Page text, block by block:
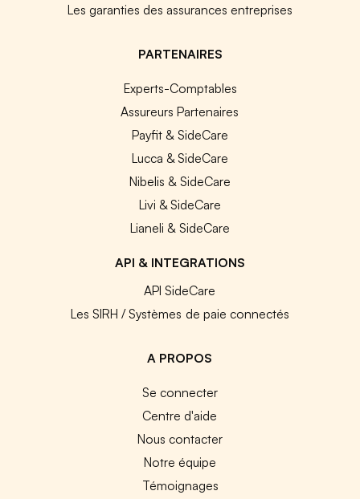
Les garanties des assurances entreprises
PARTENAIRES
Experts-Comptables
Assureurs Partenaires
Payfit & SideCare
Lucca & SideCare
Nibelis & SideCare
Livi & SideCare
Lianeli & SideCare
API & INTEGRATIONS
API SideCare
Les SIRH / Systèmes de paie connectés
A PROPOS
Se connecter
Centre d'aide
Nous contacter
Notre équipe
Témoignages